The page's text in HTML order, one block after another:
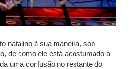
natalino à sua maneira, sob
de como ele está acostumado a
uma confusão no restante do